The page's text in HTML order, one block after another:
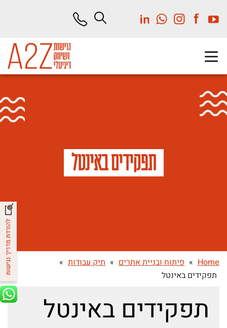
תפקידים באינטל
Home
» פיתוח ובניית אתרים » תיק עבודות »
תפקידים באינטל
תפקידים באינטל